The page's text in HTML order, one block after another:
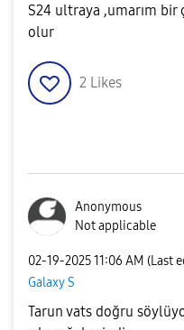
S24 ultraya ,umarım bir
olur
2 Likes
Anonymous
Not applicable
‎02-19-202511:06 AM (Last
Galaxy S
Tarun vats doğru